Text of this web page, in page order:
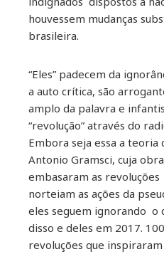
houvessem mudanças
brasileira.
“Eles” padecem da
a auto crítica, são
amplo da palavra e
“revolução” através do
Embora seja essa a
Antonio Gramsci, cuja
embasaram as revoluções
norteiam as ações da
eles seguem ignorando o
disso e deles em 2017.
revoluções que inspiraram